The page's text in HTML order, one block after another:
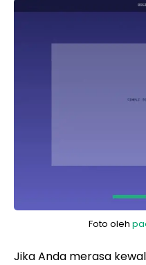
Foto oleh
Jika Anda merasa